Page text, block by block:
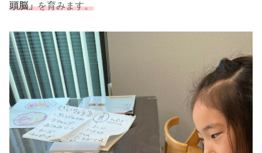
頭脳」を育みます。